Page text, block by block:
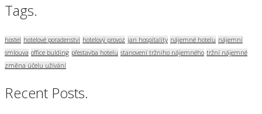
Tags.
hostel hotelové poradenství hotelový provoz jan hospitality nájemné hotelu nájemní
smlouva office bulding přestavba hotelu stanovení tržního nájemného tržní nájemné
změna účelu užívání
Recent Posts.